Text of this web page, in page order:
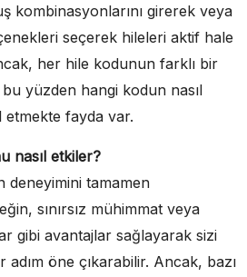
kombinasyonlarını girerek veya
seçerek hileleri aktif hale
her hile kodunun farklı bir
bu yüzden hangi kodun nasıl
etmekte fayda var.
nasıl etkiler?
deneyimini tamamen
sınırsız mühimmat veya
gibi avantajlar sağlayarak sizi
öne çıkarabilir. Ancak, bazı